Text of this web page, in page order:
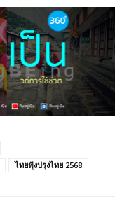
ไทยฟุ้งปรุงไทย 2568